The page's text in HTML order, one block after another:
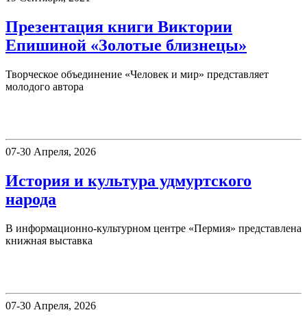
Презентация книги Виктории
Епишиной «Золотые близнецы»
Творческое объединение «Человек и мир» представляет
молодого автора
07-30 Апреля, 2026
История и культура удмуртского
народа
В информационно-культурном центре «Пермия» представлена
книжная выставка
07-30 Апреля, 2026